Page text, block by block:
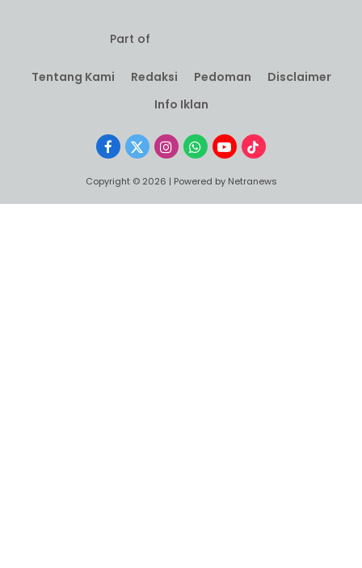
Part of
Tentang Kami Redaksi Pedoman
Disclaimer
Info Iklan
Facebook
X
InstagramWhatsApp
YouTubeTikTok
Copyright © 2026 | Powered by Netranews